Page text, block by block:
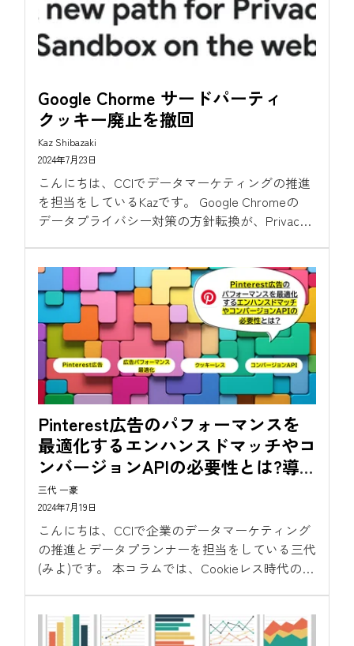
Google Chorme サードパーティ
クッキー廃止を撤回
Kaz Shibazaki
2024年7月23日
こんにちは、CCIでデータマーケティングの推進
を担当をしているKazです。 Google Chromeの
データプライバシー対策の方針転換が、Privacy
Pinterest広告のパフォーマンスを
最適化するエンハンスドマッチやコ
ンバージョンAPIの必要性とは?導
入効果を解説
三代 一豪
2024年7月19日
こんにちは、CCIで企業のデータマーケティング
の推進とデータプランナーを担当をしている三代
(みよ)です。 本コラムでは、Cookieレス時代のコ
解説しております。...